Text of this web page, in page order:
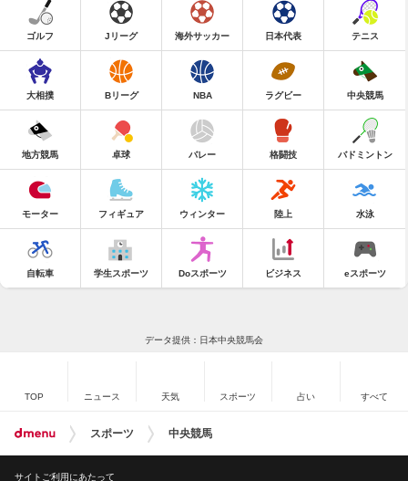
ゴルフ Jリーグ 海外サッカー 日本代表 テニス
大相撲 Bリーグ NBA ラグビー 中央競馬
地方競馬 卓球 バレー 格闘技 バドミントン
モーター フィギュア ウィンター 陸上 水泳
自転車 学生スポーツ Doスポーツ ビジネス eスポーツ
データ提供：日本中央競馬会
TOP ニュース 天気 スポーツ 占い すべて
スポーツ 中央競馬
サイトご利用にあたって